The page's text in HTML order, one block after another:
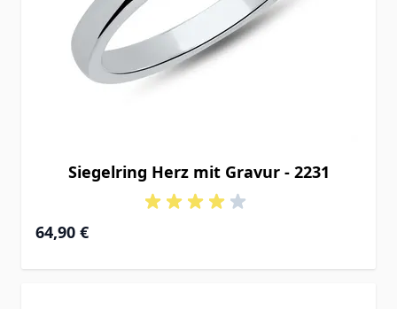
Siegelring Herz mit Gravur - 2231
64,90 €